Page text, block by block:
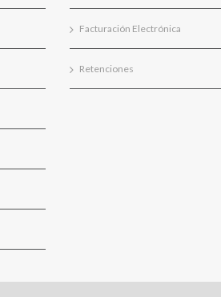
Facturación Electrónica
Retenciones